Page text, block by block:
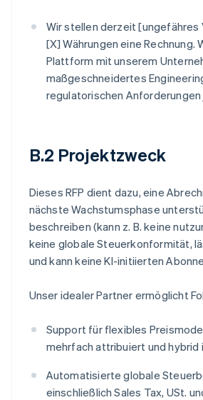
Wir stellen derzeit [ungefähres
[X] Währungen eine
Plattform mit unserem
maßgeschneidertes
regulatorischen
B.2 Projektzweck
Dieses RFP dient dazu, eine
nächste Wachstumsphase
beschreiben (kann z. B. keine
keine globale Steuerkonformität,
und kann keine KI-initiierten
Unser idealer Partner ermöglicht
Support für flexibles
mehrfach attribuiert und
Automatisierte globale
einschließlich Sales Tax, USt.